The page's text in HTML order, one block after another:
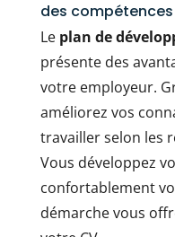
des compétences
Le plan de
présente des
votre employeur.
améliorez vos
travailler selon les
Vous développez
confortablement
démarche vous